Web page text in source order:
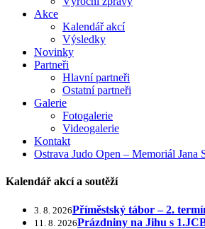
Akce
Kalendář akcí
Výsledky
Novinky
Partneři
Hlavní partneři
Ostatní partneři
Galerie
Fotogalerie
Videogalerie
Kontakt
Ostrava Judo Open – Memoriál Jana
Kalendář akcí a soutěží
3. 8. 2026Příměstský tábor – 2.
11. 8. 2026Prázdniny na Jihu s